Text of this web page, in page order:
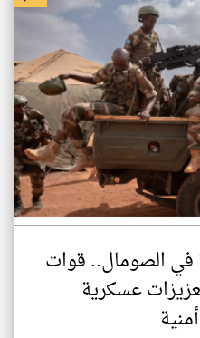
الصومال.. قوات
عسكرية